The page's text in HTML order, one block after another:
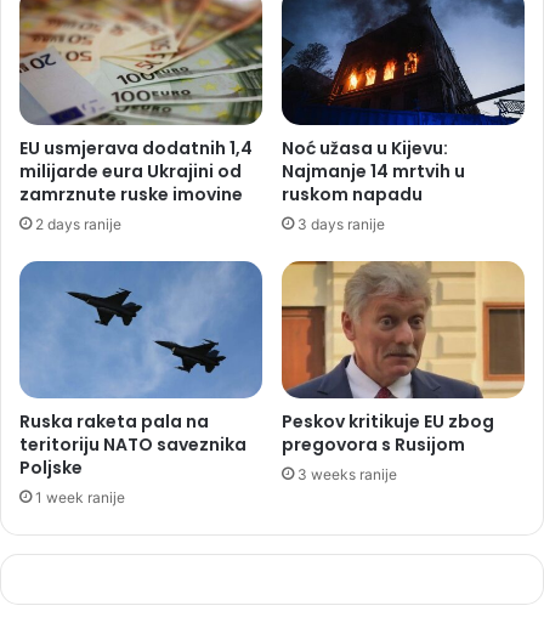
EU usmjerava dodatnih 1,4
milijarde eura Ukrajini od
zamrznute ruske imovine
2 days ranije
Noć užasa u Kijevu:
Najmanje 14 mrtvih u
ruskom napadu
3 days ranije
Ruska raketa pala na
teritoriju NATO saveznika
Poljske
1 week ranije
Peskov kritikuje EU zbog
pregovora s Rusijom
3 weeks ranije